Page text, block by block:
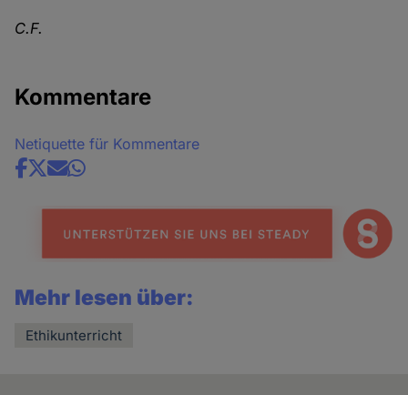
C.F.
Kommentare
Netiquette für Kommentare
Share
news
Mehr lesen über:
Ethikunterricht